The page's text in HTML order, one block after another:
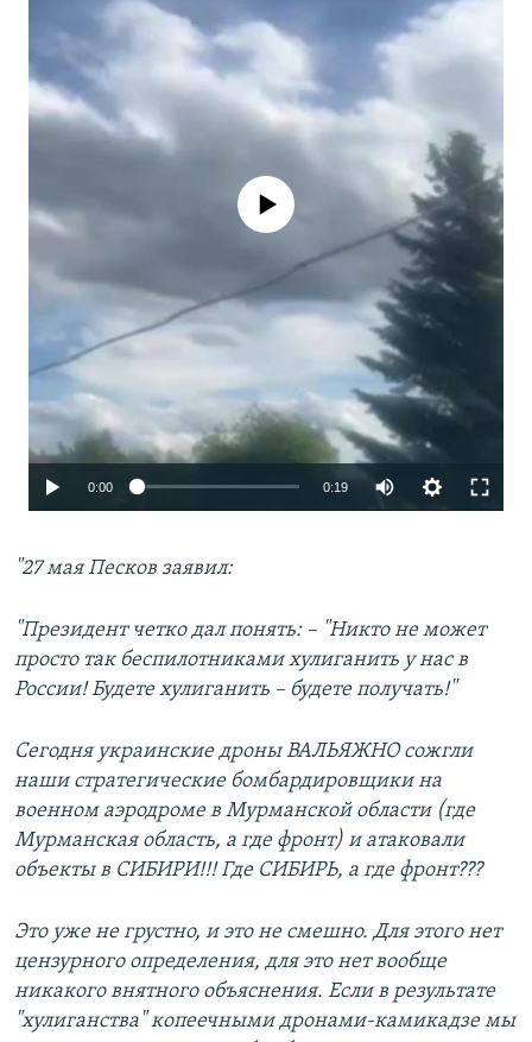
720p
No media source currently available
0:00 0:19
"27 мая Песков заявил:
"Президент четко дал понять: – "Никто не может
просто так беспилотниками хулиганить у нас в
России! Будете хулиганить – будете получать!"
Сегодня украинские дроны ВАЛЬЯЖНО сожгли
наши стратегические бомбардировщики на
военном аэродроме в Мурманской области (где
Мурманская область, а где фронт) и атаковали
объекты в СИБИРИ!!! Где СИБИРЬ, а где фронт???
Это уже не грустно, и это не смешно. Для этого нет
цензурного определения, для это нет вообще
никакого внятного объяснения. Если в результате
"хулиганства" копеечными дронами-камикадзе мы